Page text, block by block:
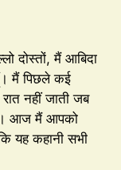
दोस्तों, मैं आबिदा
मैं पिछले कई
नहीं जाती जब
हूँ। आज मैं आपको
यह कहानी सभी